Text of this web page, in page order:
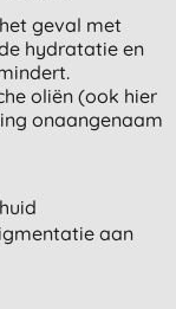
geval met
hydratatie en
oliën (ook hier
onaangenaam
aan